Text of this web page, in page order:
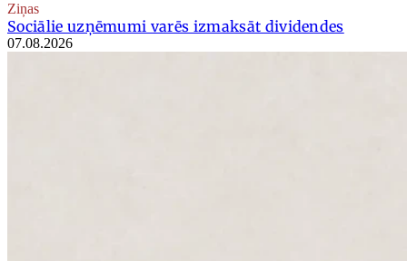
Ziņas
Sociālie uzņēmumi varēs izmaksāt dividendes
07.08.2026